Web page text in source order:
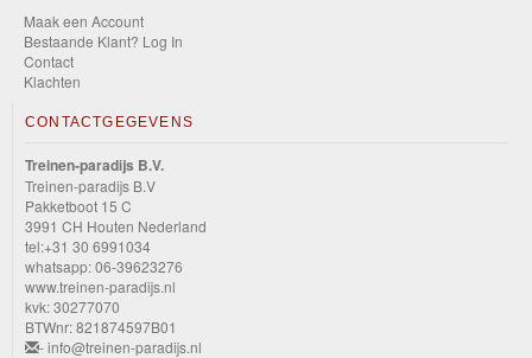
Maak een Account
Bestaande Klant? Log In
Contact
Klachten
CONTACTGEGEVENS
Treinen-paradijs B.V.
Treinen-paradijs B.V
Pakketboot 15 C
3991 CH Houten Nederland
tel:+31 30 6991034
whatsapp: 06-39623276
www.treinen-paradijs.nl
kvk: 30277070
BTWnr: 821874597B01
- info@treinen-paradijs.nl